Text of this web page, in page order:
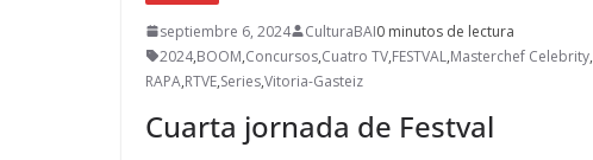
septiembre 6, 2024 CulturaBAI0 minutos de lectura
2024,BOOM,Concursos,Cuatro TV,FESTVAL,Masterchef Celebrity,
RAPA,RTVE,Series,Vitoria-Gasteiz
Cuarta jornada de Festval